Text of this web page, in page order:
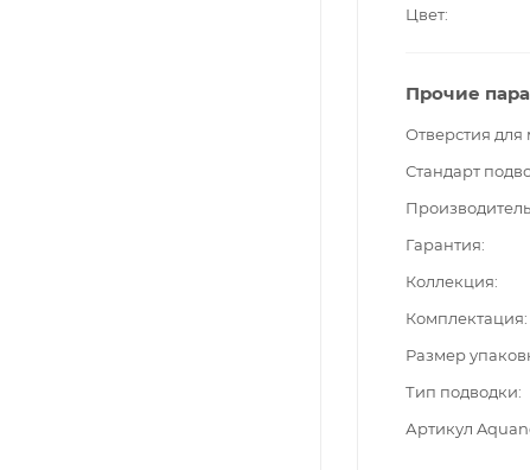
Цвет
Прочие
Отверстия для
Стандарт
Производитель
Гарантия
Коллекция
Комплектация
Размер
Тип подводки
Артикул